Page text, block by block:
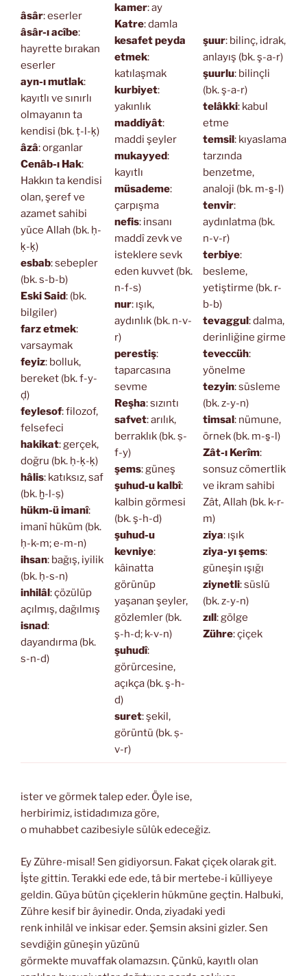
âsâr: eserler
âsâr-ı acîbe:
hayrette bırakan
eserler
ayn-ı mutlak:
kayıtlı ve sınırlı
olmayanın ta
kendisi (bk. ṭ-l-ḳ)
âzâ: organlar
Cenâb-ı Hak:
Hakkın ta kendisi
olan, şeref ve
azamet sahibi
yüce Allah (bk. ḥ-
ḳ-ḳ)
esbab: sebepler
(bk. s-b-b)
Eski Said: (bk.
bilgiler)
farz etmek:
varsaymak
feyiz: bolluk,
bereket (bk. f-y-
ḍ)
feylesof: filozof,
felsefeci
hakikat: gerçek,
doğru (bk. ḥ-ḳ-ḳ)
hâlis: katıksız, saf
(bk. ḫ-l-ṣ)
hükm-ü imanî:
imanî hüküm (bk.
ḥ-k-m; e-m-n)
ihsan: bağış, iyilik
(bk. ḥ-s-n)
inhilâl: çözülüp
açılmış, dağılmış
isnad:
dayandırma (bk.
s-n-d)
kamer: ay
Katre: damla
kesafet peyda
etmek:
katılaşmak
kurbiyet:
yakınlık
maddiyât:
maddi şeyler
mukayyed:
kayıtlı
müsademe:
çarpışma
nefis: insanı
maddî zevk ve
isteklere sevk
eden kuvvet (bk.
n-f-s)
nur: ışık,
aydınlık (bk. n-v-
r)
perestiş:
taparcasına
sevme
Reşha: sızıntı
safvet: arılık,
berraklık (bk. ṣ-
f-y)
şems: güneş
şuhud-u kalbî:
kalbin görmesi
(bk. ş-h-d)
şuhud-u
kevniye:
kâinatta
görünüp
yaşanan şeyler,
gözlemler (bk.
ş-h-d; k-v-n)
şuhudî:
görürcesine,
açıkça (bk. ş-h-
d)
suret: şekil,
görüntü (bk. ṣ-
v-r)
şuur: bilinç, idrak,
anlayış (bk. ş-a-r)
şuurlu: bilinçli
(bk. ş-a-r)
telâkki: kabul
etme
temsil: kıyaslama
tarzında
benzetme,
analoji (bk. m-s̱-l)
tenvir:
aydınlatma (bk.
n-v-r)
terbiye:
besleme,
yetiştirme (bk. r-
b-b)
tevaggul: dalma,
derinliğine girme
teveccüh:
yönelme
tezyin: süsleme
(bk. z-y-n)
timsal: nümune,
örnek (bk. m-s̱-l)
Zât-ı Kerîm:
sonsuz cömertlik
ve ikram sahibi
Zât, Allah (bk. k-r-
m)
ziya: ışık
ziya-yı şems:
güneşin ışığı
ziynetli: süslü
(bk. z-y-n)
zıll: gölge
Zühre: çiçek
ister ve görmek talep eder. Öyle ise,
herbirimiz, istidadımıza göre,
o muhabbet cazibesiyle sülûk edeceğiz.
Ey Zühre-misal! Sen gidiyorsun. Fakat çiçek olarak git.
İşte gittin. Terakki ede ede, tâ bir mertebe-i külliyeye
geldin. Güya bütün çiçeklerin hükmüne geçtin. Halbuki,
Zühre kesif bir âyinedir. Onda, ziyadaki yedi
renk inhilâl ve inkisar eder. Şemsin aksini gizler. Sen
sevdiğin güneşin yüzünü
görmekte muvaffak olamazsın. Çünkü, kayıtlı olan